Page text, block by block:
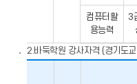
컴퓨터활
용능력
3
2.바둑학원 강사자격 (경기도